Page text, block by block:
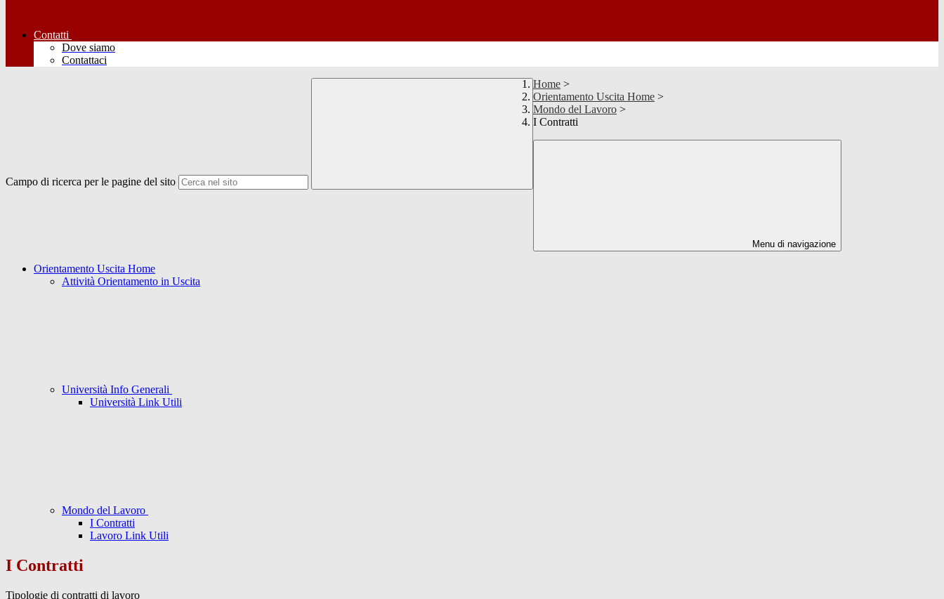
Contatti
Dove siamo
Contattaci
Campo di ricerca per le pagine del sito
Home >
Orientamento Uscita Home >
Mondo del Lavoro >
I Contratti
Menu di navigazione
Orientamento Uscita Home
Attività Orientamento in Uscita
Università Info Generali
Università Link Utili
Mondo del Lavoro
I Contratti
Lavoro Link Utili
I Contratti
Tipologie di contratti di lavoro